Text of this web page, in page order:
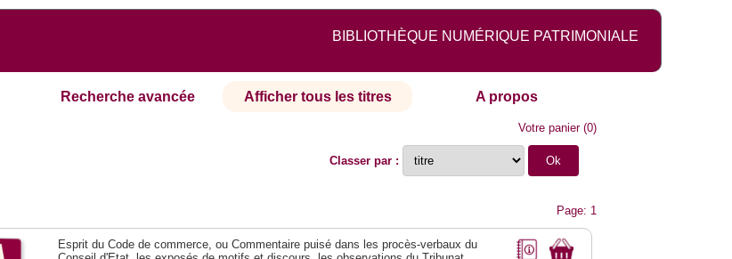
BIBLIOTHÈQUE NUMÉRIQUE PATRIMONIALE
Recherche avancée Afficher tous les titres A propos
Votre panier(0)
Classer par :
Page: 1
Esprit du Code de commerce, ou Commentaire puisé dans les procès-verbaux du